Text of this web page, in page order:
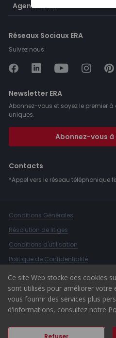
Agences ERA
Réseaux Sociaux ERA
Suivez nous:
Newsletter ERA
Abonnez-vous et soyez le premier
uniques.
Abonnez-vous
Contacts
*Appel vers le réseau téléphonique
Conditions Générales
Résolution de litiges
Conditions d'utilisation
Politique de Confidentialité
Livre de Réclamations
Canal d'alerte
© 2026 ERA Portugal
Ce site Web stocke des cookies
sont utilisés pour améliorer votre
vous fournir des services plus
d'informations, consultez notre
Refuser